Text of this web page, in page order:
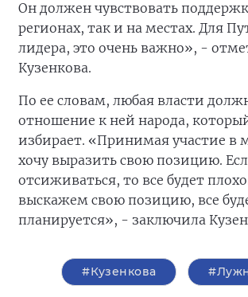
Он должен чувствовать
регионах, так и на местах. Для
лидера, это очень важно», -
Кузенкова.
По ее словам, любая власти
отношение к ней народа,
избирает. «Принимая участие в
хочу выразить свою позицию.
отсиживаться, то все будет
выскажем свою позицию, все
планируется», - заключила
#Кузенкова